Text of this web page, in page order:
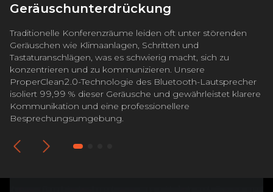
Geräuschunterdrückung
Traditionelle Konferenzräume leiden oft unter störenden
Geräuschen wie Klimaanlagen, Schritten und
Tastaturanschlägen, was es schwierig macht, sich zu
konzentrieren und zu kommunizieren. Unsere
ProperClean2.0-Technologie des Bluetooth-Lautsprecher
isoliert 99,99 % dieser Geräusche und gewährleistet klarere
Kommunikation und eine professionellere
Besprechungsumgebung.